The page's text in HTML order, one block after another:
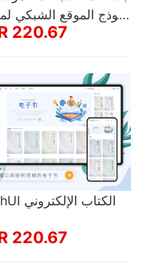
نموذج الموقع الشبكي
ات التصنيفات
220.67
FinchUI الكتاب الإلكتروني
220.67